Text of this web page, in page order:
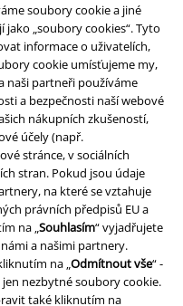
soubory cookie a jiné
„soubory cookies“. Tyto
informace o uživatelích,
cookie umísťujeme my,
naši partneři používáme
a bezpečnosti naší webové
nákupních zkušeností,
účely (např.
stránce, v sociálních
stran. Pokud jsou údaje
na které se vztahuje
právních předpisů EU a
na „Souhlasím“ vyjadřujete
a našimi partnery.
na „Odmítnout vše“ -
nezbytné soubory cookie.
také kliknutím na